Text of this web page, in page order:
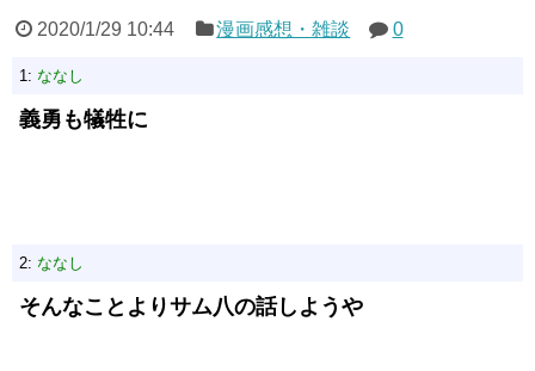
2020/1/29 10:44 漫画感想・雑談 0
1: ななし
義勇も犠牲に
2: ななし
そんなことよりサム八の話しようや